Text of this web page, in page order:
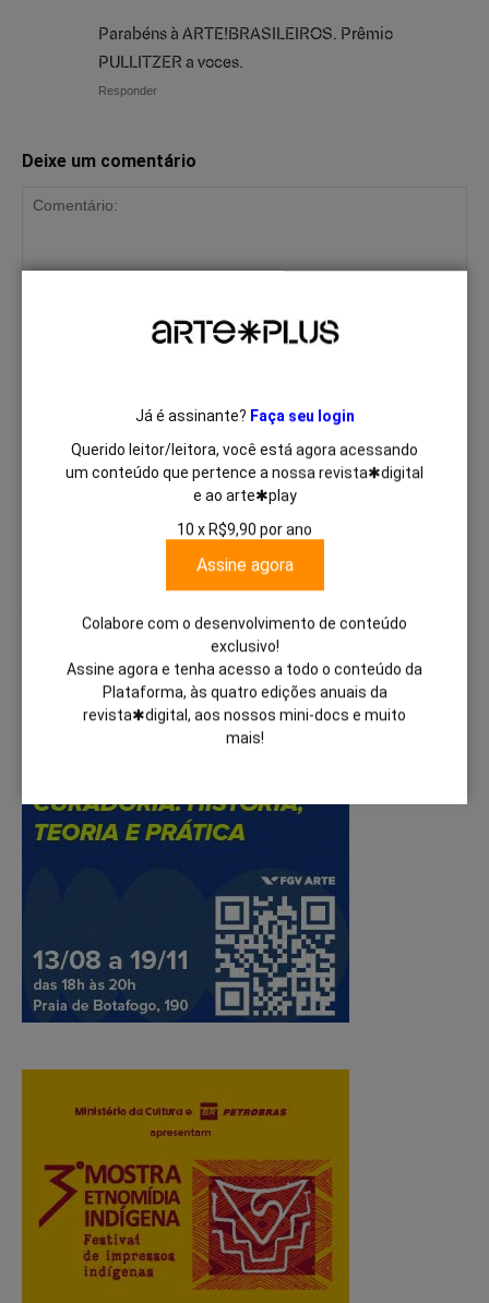
Já é assinante? Faça seu login
Querido leitor/leitora, você está agora acessando
um conteúdo que pertence a nossa revista✱digital
e ao arte✱play
10 x R$9,90 por ano
Assine agora
Colabore com o desenvolvimento de conteúdo
exclusivo!
Assine agora e tenha acesso a todo o conteúdo da
Plataforma, às quatro edições anuais da
revista✱digital, aos nossos mini-docs e muito
mais!
Parabéns à ARTE!BRASILEIROS. Prêmio
PULLITZER a voces.
Responder
Deixe um comentário